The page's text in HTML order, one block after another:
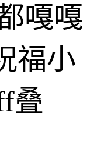
嘎嘎
福小
叠